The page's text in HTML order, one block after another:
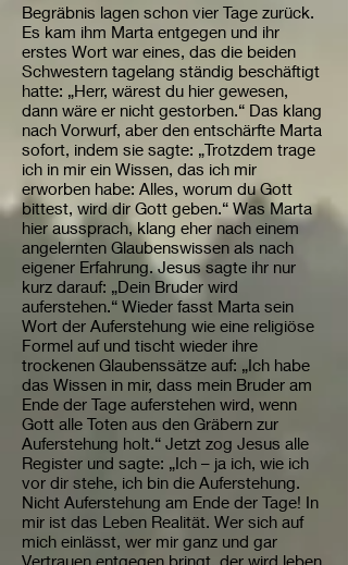
Begräbnis lagen schon vier Tage zurück.
Es kam ihm Marta entgegen und ihr
erstes Wort war eines, das die beiden
Schwestern tagelang ständig beschäftigt
hatte: „Herr, wärest du hier gewesen,
dann wäre er nicht gestorben.“ Das klang
nach Vorwurf, aber den entschärfte Marta
sofort, indem sie sagte: „Trotzdem trage
ich in mir ein Wissen, das ich mir
erworben habe: Alles, worum du Gott
bittest, wird dir Gott geben.“ Was Marta
hier aussprach, klang eher nach einem
angelernten Glaubenswissen als nach
eigener Erfahrung. Jesus sagte ihr nur
kurz darauf: „Dein Bruder wird
auferstehen.“ Wieder fasst Marta sein
Wort der Auferstehung wie eine religiöse
Formel auf und tischt wieder ihre
trockenen Glaubenssätze auf: „Ich habe
das Wissen in mir, dass mein Bruder am
Ende der Tage auferstehen wird, wenn
Gott alle Toten aus den Gräbern zur
Auferstehung holt.“ Jetzt zog Jesus alle
Register und sagte: „Ich – ja ich, wie ich
vor dir stehe, ich bin die Auferstehung.
Nicht Auferstehung am Ende der Tage! In
mir ist das Leben Realität. Wer sich auf
mich einlässt, wer mir ganz und gar
Vertrauen entgegen bringt, der wird leben,